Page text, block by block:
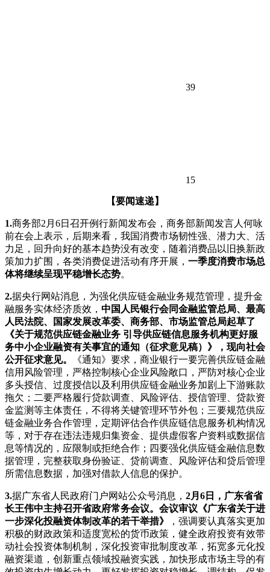
39
15
【要闻速递】
1.商务部2月6日召开例行新闻发布会，商务部新闻发言人何咏
前在会上表示，后期来看，我国消费市场韧性强、潜力大、活
力足，回升向好的基本趋势没有改变，随着消费品以旧换新政
策加力扩围，各类消费促进活动有序开展， 一季度消费市场总
体将继续呈现平稳增长态势。
2.据央行网站消息，为强化供应链金融业务规范管理，提升金
融服务实体经济质效， 中国人民银行会同金融监管总局、最高
人民法院、国家发展改革委、商务部、市场监管总局起草了
《关于规范供应链金融业务 引导供应链信息服务机构更好服
务中小企业融资有关事宜的通知（征求意见稿）》，现向社会
公开征求意见。
《通知》要求，商业银行一要完善供应链金融
信用风险管理，严格控制核心企业风险敞口，严防对核心企业
多头授信、过度授信以及利用供应链金融业务加剧上下游账款
拖欠；二要严格履行贷款调查、风险评估、授信管理、贷款资
金监测等主体责任，不得将关键管理环节外包；三要规范供应
链金融业务合作管理，定期评估合作供应链信息服务机构情况
等，对于存在违法违规归集资金、提供虚假客户资料或数据信
息等情况的，应限制或拒绝合作；四要强化供应链金融信息数
据管理，完整获取身份验证、贷前调查、风险评估和贷后管理
所需信息数据，加强对借款人信息的保护。
3.据广东省人民政府门户网站公众号消息， 2月6日，广东省省
长王伟中主持召开省政府常务会议。 会议审议《广东省关于进
一步深化投融资体制改革的若干举措》
，强调要认真落实更加
积极的财政政策和适度宽松的货币政策，健全政府投资有效带
动社会投资体制机制，深化投资审批制度改革，拓宽多元化投
融资渠道，创新重点领域投融资实践，加快形成市场主导的有